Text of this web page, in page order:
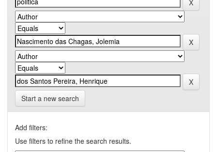
Start a new search
Add filters:
Use filters to refine the search results.